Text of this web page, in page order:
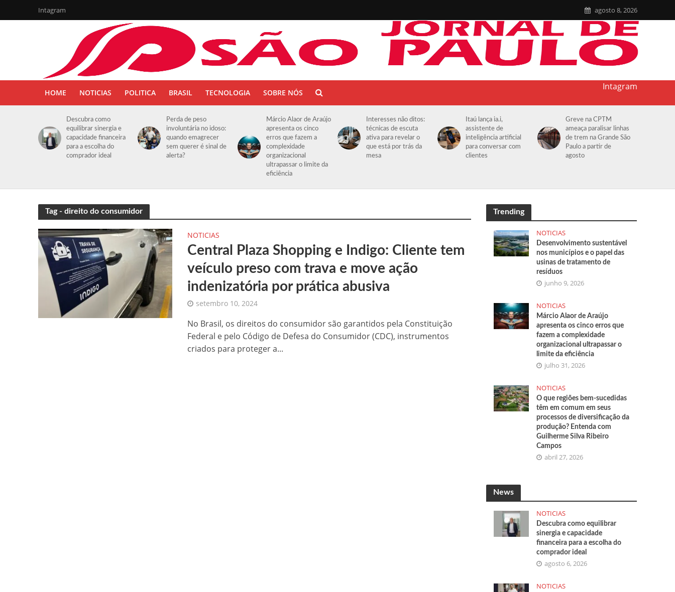
Intagram agosto 8, 2026
HOME NOTICIAS POLITICA BRASIL TECNOLOGIA SOBRE NÓS
Intagram
Descubra como
equilibrar sinergia e
capacidade financeira
para a escolha do
comprador ideal
Perda de peso
involuntária no idoso:
quando emagrecer
sem querer é sinal de
alerta?
Márcio Alaor de Araújo
apresenta os cinco
erros que fazem a
complexidade
organizacional
ultrapassar o limite da
eficiência
Interesses não ditos:
técnicas de escuta
ativa para revelar o
que está por trás da
mesa
Itaú lança ia.i,
assistente de
inteligência artificial
para conversar com
clientes
Greve na CPTM
ameaça paralisar linhas
de trem na Grande São
Paulo a partir de
agosto
Tag - direito do consumidor
NOTICIAS
Central Plaza Shopping e Indigo: Cliente tem
veículo preso com trava e move ação
indenizatória por prática abusiva
setembro 10, 2024
No Brasil, os direitos do consumidor são garantidos pela Constituição
Federal e pelo Código de Defesa do Consumidor (CDC), instrumentos
criados para proteger a...
Trending
NOTICIAS
Desenvolvimento sustentável
nos municípios e o papel das
usinas de tratamento de
resíduos
junho 9, 2026
NOTICIAS
Márcio Alaor de Araújo
apresenta os cinco erros que
fazem a complexidade
organizacional ultrapassar o
limite da eficiência
julho 31, 2026
NOTICIAS
O que regiões bem-sucedidas
têm em comum em seus
processos de diversificação da
produção? Entenda com
Guilherme Silva Ribeiro
Campos
abril 27, 2026
News
NOTICIAS
Descubra como equilibrar
sinergia e capacidade
financeira para a escolha do
comprador ideal
agosto 6, 2026
NOTICIAS